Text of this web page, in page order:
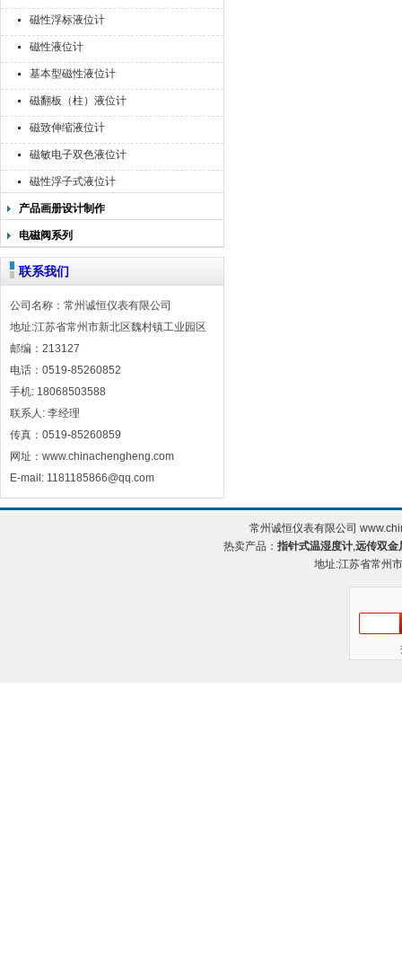
磁性浮标液位计
磁性液位计
基本型磁性液位计
磁翻板（柱）液位计
磁致伸缩液位计
磁敏电子双色液位计
磁性浮子式液位计
产品画册设计制作
电磁阀系列
联系我们
公司名称：常州诚恒仪表有限公司
地址:江苏省常州市新北区魏村镇工业园区
邮编：213127
电话：0519-85260852
手机: 18068503588
联系人: 李经理
传真：0519-85260859
网址：www.chinachengheng.com
E-mail: 1181185866@qq.com
常州诚恒仪表有限公司
热卖产品：指针式温湿度计,远传双金
地址:江苏省常州